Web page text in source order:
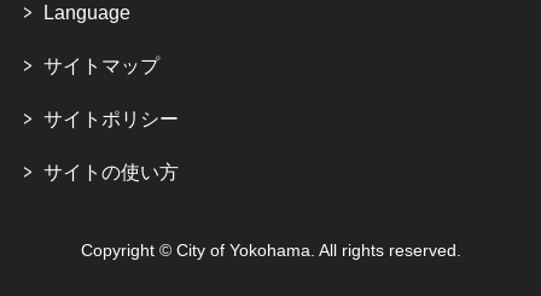
Language
サイトマップ
サイトポリシー
サイトの使い方
Copyright © City of Yokohama. All rights reserved.